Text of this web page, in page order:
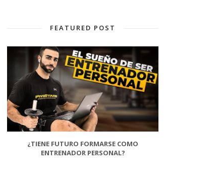
FEATURED POST
¿TIENE FUTURO FORMARSE COMO
ENTRENADOR PERSONAL?